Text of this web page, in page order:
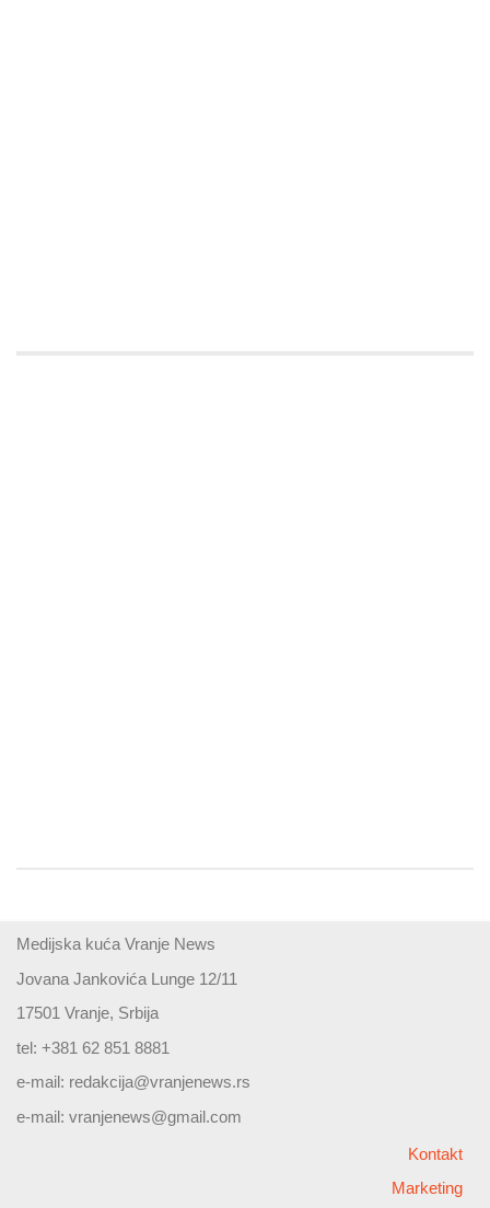
Medijska kuća Vranje News
Jovana Jankovića Lunge 12/11
17501 Vranje, Srbija
tel: +381 62 851 8881
e-mail: redakcija@vranjenews.rs
e-mail: vranjenews@gmail.com
Kontakt
Marketing